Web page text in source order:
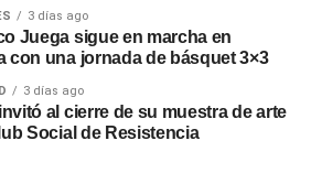
3 días ago
Juega sigue en marcha en
con una jornada de básquet 3×3
3 días ago
al cierre de su muestra de arte
Social de Resistencia